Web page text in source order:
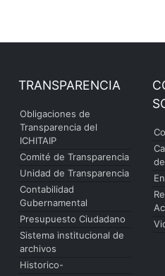
TRANSPARENCIA
Obligaciones de
Transparencia del
ICHITAIP
Comité de Transparencia
Unidad de Transparencia
Contabilidad
Gubernamental
Presupuesto Ciudadano
Sistema institucional de
archivos
Historico-